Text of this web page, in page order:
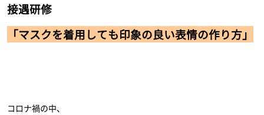
接遇研修
「マスクを着用しても印象の良い表情の作り方」
コロナ禍の中、